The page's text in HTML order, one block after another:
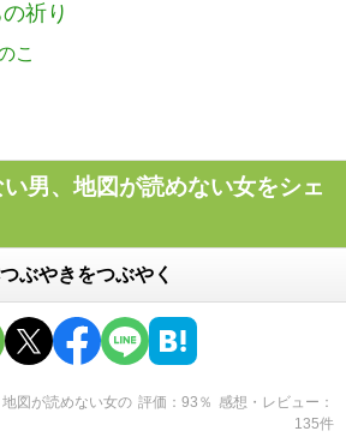
祈り
こ
男、地図が読めない女をシェ
ぶやきをつぶやく
図が読めない女の 評価 93 ％ 感想・レビュー
135件